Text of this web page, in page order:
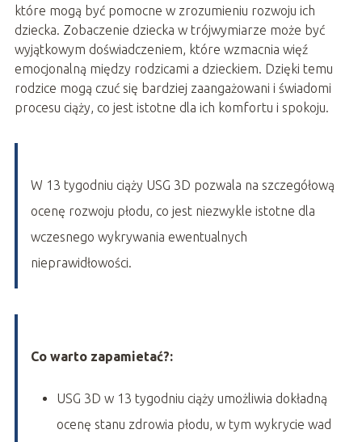
które mogą być pomocne w zrozumieniu rozwoju ich
dziecka. Zobaczenie dziecka w trójwymiarze może być
wyjątkowym doświadczeniem, które wzmacnia więź
emocjonalną między rodzicami a dzieckiem. Dzięki temu
rodzice mogą czuć się bardziej zaangażowani i świadomi
procesu ciąży, co jest istotne dla ich komfortu i spokoju.
W 13 tygodniu ciąży USG 3D pozwala na szczegółową
ocenę rozwoju płodu, co jest niezwykle istotne dla
wczesnego wykrywania ewentualnych
nieprawidłowości.
Co warto zapamietać?:
USG 3D w 13 tygodniu ciąży umożliwia dokładną
ocenę stanu zdrowia płodu, w tym wykrycie wad